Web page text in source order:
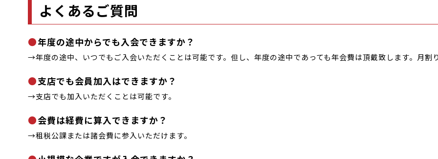
よくあるご質問
年度の途中からでも入会できますか？
→年度の途中、いつでもご入会いただくことは可能です。但し、年度の途中であっても年会費は頂戴致します。月割
支店でも会員加入はできますか？
→支店でも加入いただくことは可能です。
会費は経費に算入できますか？
→租税公課または諸会費に参入いただけます。